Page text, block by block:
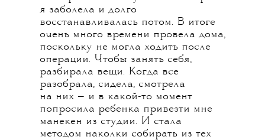
я заболела и долго
восстанавливалась потом. В итоге
очень много времени провела дома,
поскольку не могла ходить после
операции. Чтобы занять себя,
разбирала вещи. Когда все
разобрала, сидела, смотрела
на них — и в какой-то момент
попросила ребенка привезти мне
манекен из студии. И стала
методом наколки собирать из тех